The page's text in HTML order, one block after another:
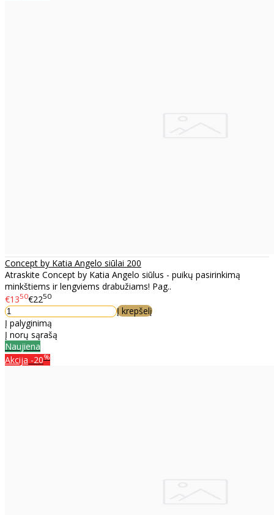
Concept by Katia Angelo siūlai 200
Atraskite Concept by Katia Angelo siūlus - puikų pasirinkimą
minkštiems ir lengviems drabužiams! Pag..
€1350€2250
Į krepšelį
Į palyginimą
Į norų sąrašą
Naujiena
Akcija -20%